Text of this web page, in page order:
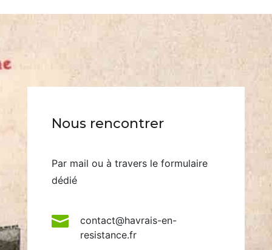
Nous rencontrer
Par mail ou à travers le formulaire
dédié

contact@havrais-en-
resistance.fr